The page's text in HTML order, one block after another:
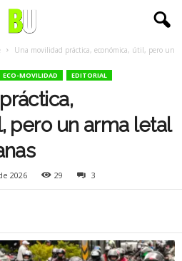
Una movilidad práctica, económica, útil, pero un
ECO-MOVILIDAD EDITORIAL
pero un arma letal
2026 29 3